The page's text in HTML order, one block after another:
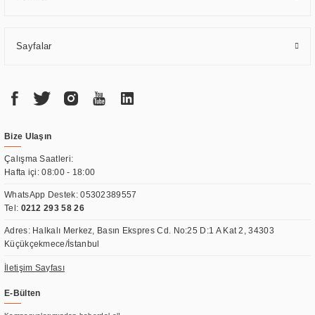
Sayfalar
Bize Ulaşın
Çalışma Saatleri:
Hafta içi: 08:00 - 18:00
WhatsApp Destek:05302389557
Tel: 0212 293 58 26
Adres: Halkalı Merkez, Basın Ekspres Cd. No:25 D:1 A Kat 2, 34303
Küçükçekmece/İstanbul
İletişim Sayfası
E-Bülten